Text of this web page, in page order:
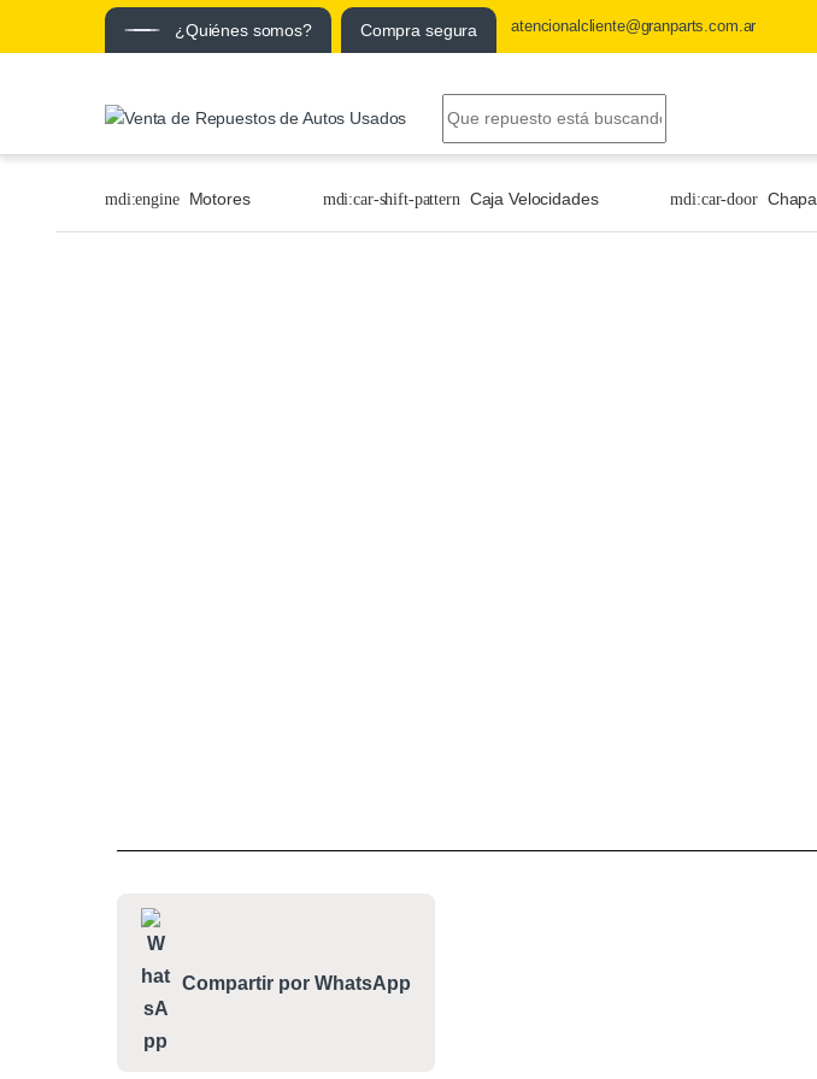
¿Quiénes somos? Compra segura atencionalcliente@granparts.com.ar
Motores Caja Velocidades Chapa
Compartir por WhatsApp